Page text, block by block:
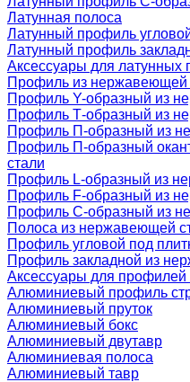
Латунная полоса
Латунный профиль
Латунный профиль
Аксессуары для латунных
Профиль из нержавеющей
Профиль Y-образный из
Профиль Т-образный из
Профиль П-образный из
Профиль П-образный
стали
Профиль L-образный из
Профиль F-образный из
Профиль C-образный из
Полоса из нержавеющей
Профиль угловой под
Профиль закладной из
Аксессуары для
Алюминиевый профиль
Алюминиевый пруток
Алюминиевый бокс
Алюминиевый двутавр
Алюминиевая полоса
Алюминиевый тавр